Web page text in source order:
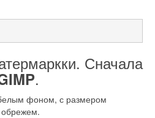
Сначала
.
фоном, с размером